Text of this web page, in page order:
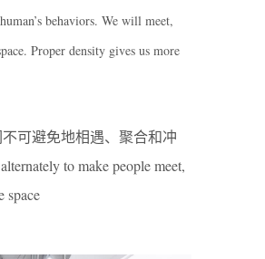
behaviors. We will meet,
Proper density gives us more
可避免地相遇、聚合和冲
to make people meet,
space